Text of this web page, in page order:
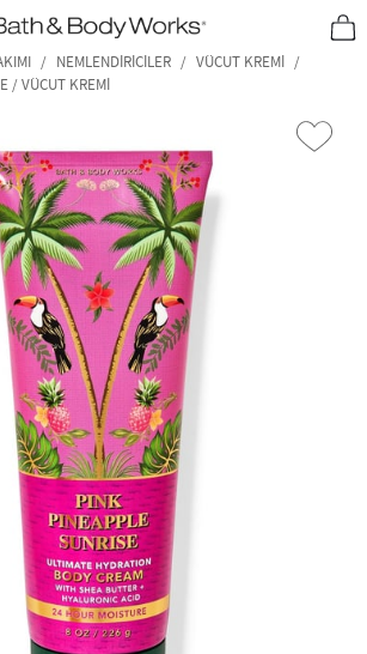
Kargo Ücretsiz!• *Promosyon Detayları
NEMLENDIRICILER
VÜCUT KREMI
/ VÜCUT KREMI